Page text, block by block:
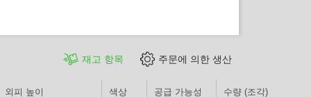
재고 항목 주문에 의한 생산
외피 높이 색상 공급 가능성 수량 (조각)